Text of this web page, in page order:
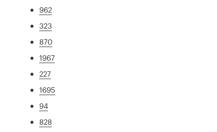
962
323
870
1967
227
1695
94
828